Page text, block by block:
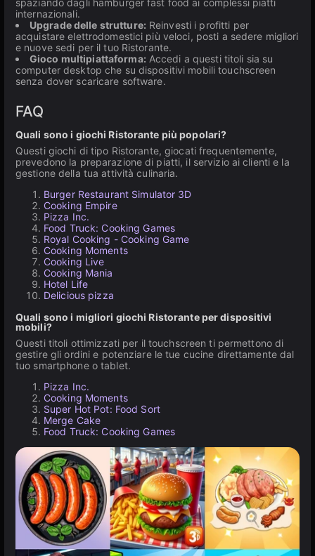
spaziando dagli hamburger fast food ai complessi piatti
internazionali.
Upgrade delle strutture: Reinvesti i profitti per
acquistare elettrodomestici più veloci, posti a sedere migliori
e nuove sedi per il tuo Ristorante.
Gioco multipiattaforma: Accedi a questi titoli sia su
computer desktop che su dispositivi mobili touchscreen
senza dover scaricare software.
FAQ
Quali sono i giochi Ristorante più popolari?
Questi giochi di tipo Ristorante, giocati frequentemente,
prevedono la preparazione di piatti, il servizio ai clienti e la
gestione della tua attività culinaria.
Burger Restaurant Simulator 3D
Cooking Empire
Pizza Inc.
Food Truck: Cooking Games
Royal Cooking - Cooking Game
Cooking Moments
Cooking Live
Cooking Mania
Hotel Life
Delicious pizza
Quali sono i migliori giochi Ristorante per dispositivi
mobili?
Questi titoli ottimizzati per il touchscreen ti permettono di
gestire gli ordini e potenziare le tue cucine direttamente dal
tuo smartphone o tablet.
Pizza Inc.
Cooking Moments
Super Hot Pot: Food Sort
Merge Cake
Food Truck: Cooking Games